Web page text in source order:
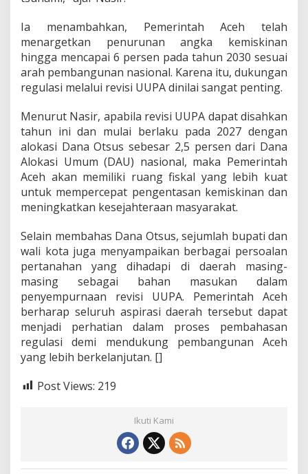
Ia menambahkan, Pemerintah Aceh telah
menargetkan penurunan angka kemiskinan
hingga mencapai 6 persen pada tahun 2030 sesuai
arah pembangunan nasional. Karena itu, dukungan
regulasi melalui revisi UUPA dinilai sangat penting.
Menurut Nasir, apabila revisi UUPA dapat disahkan
tahun ini dan mulai berlaku pada 2027 dengan
alokasi Dana Otsus sebesar 2,5 persen dari Dana
Alokasi Umum (DAU) nasional, maka Pemerintah
Aceh akan memiliki ruang fiskal yang lebih kuat
untuk mempercepat pengentasan kemiskinan dan
meningkatkan kesejahteraan masyarakat.
Selain membahas Dana Otsus, sejumlah bupati dan
wali kota juga menyampaikan berbagai persoalan
pertanahan yang dihadapi di daerah masing-
masing sebagai bahan masukan dalam
penyempurnaan revisi UUPA. Pemerintah Aceh
berharap seluruh aspirasi daerah tersebut dapat
menjadi perhatian dalam proses pembahasan
regulasi demi mendukung pembangunan Aceh
yang lebih berkelanjutan. []
Post Views: 219
Ikuti Kami